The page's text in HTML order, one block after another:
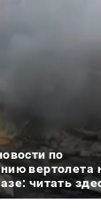
по
вертолета
читать